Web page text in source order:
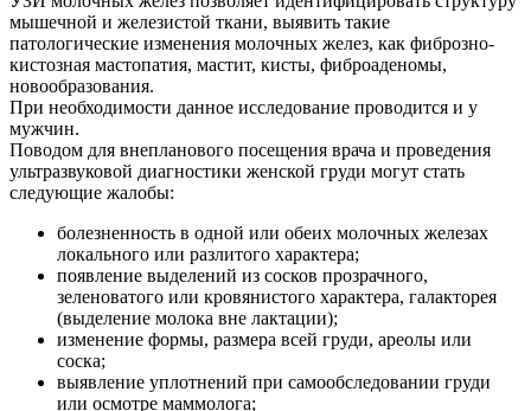
мышечной и железистой ткани, выявить такие
патологические изменения молочных желез, как фиброзно-
кистозная мастопатия, мастит, кисты, фиброаденомы,
новообразования.
При необходимости данное исследование проводится и у
мужчин.
Поводом для внепланового посещения врача и проведения
ультразвуковой диагностики женской груди могут стать
следующие жалобы:
болезненность в одной или обеих молочных железах
локального или разлитого характера;
появление выделений из сосков прозрачного,
зеленоватого или кровянистого характера, галакторея
(выделение молока вне лактации);
изменение формы, размера всей груди, ареолы или
соска;
выявление уплотнений при самообследовании груди
или осмотре маммолога;